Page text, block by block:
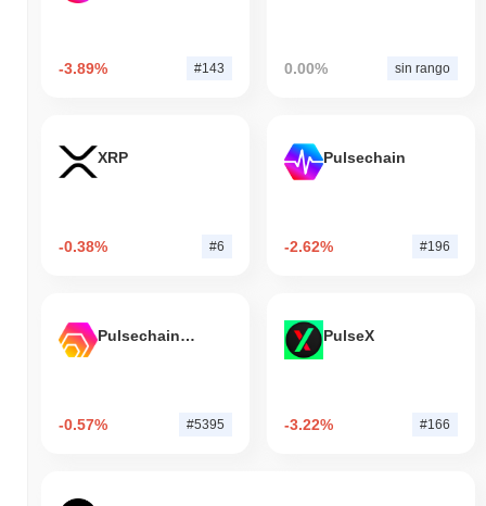
-3.89% #143 0.00% sin rango
XRP
-0.38% #6
Pulsechain
-2.62% #196
Pulsechain Bridged HEX (Pulsechain)
-0.57% #5395
PulseX
-3.22% #166